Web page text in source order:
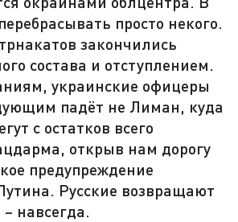
просто некого.
закончились
состава и отступлением.
украинские офицеры
падёт не Лиман, куда
с остатков всего
открыв нам дорогу
предупреждение
Русские возвращают
навсегда.